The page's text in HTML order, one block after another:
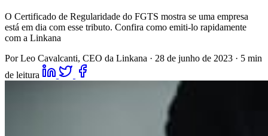
O Certificado de Regularidade do FGTS mostra se uma empresa
está em dia com esse tributo. Confira como emiti-lo rapidamente
com a Linkana
Por Leo Cavalcanti, CEO da Linkana · 28 de junho de 2023 · 5 min
de leitura